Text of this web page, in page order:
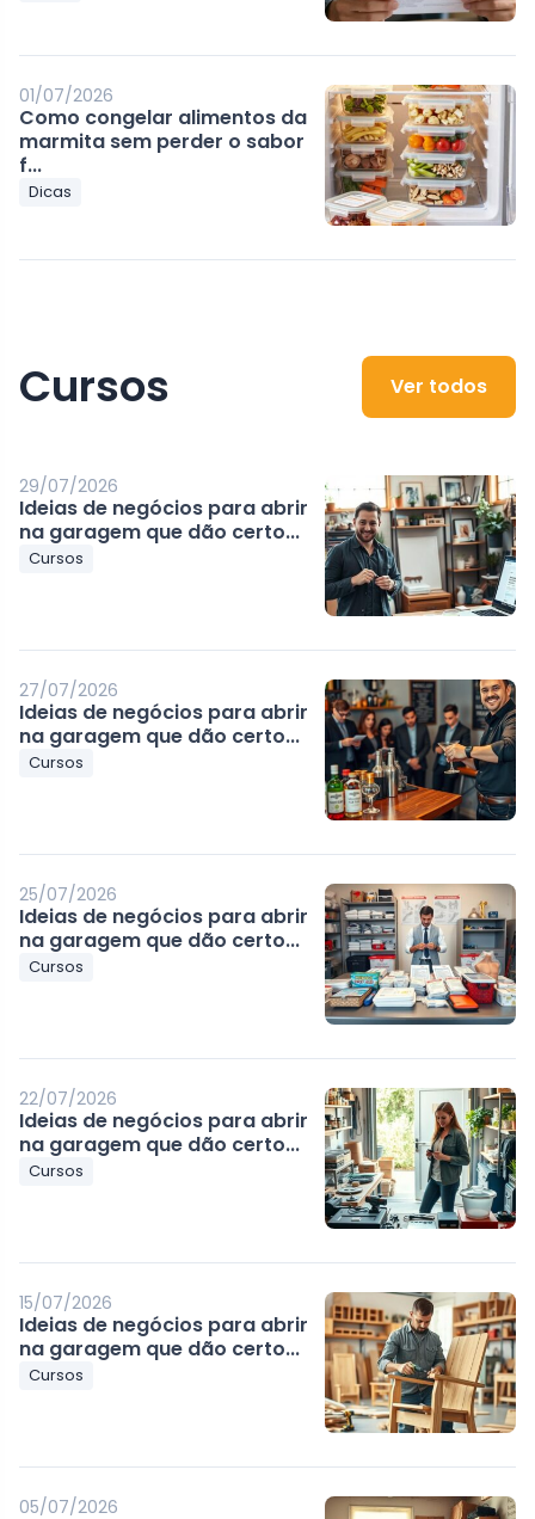
01/07/2026
Como congelar alimentos da
marmita sem perder o sabor
f...
Dicas
Cursos Ver todos
29/07/2026
Ideias de negócios para abrir
na garagem que dão certo...
Cursos
27/07/2026
Ideias de negócios para abrir
na garagem que dão certo...
Cursos
25/07/2026
Ideias de negócios para abrir
na garagem que dão certo...
Cursos
22/07/2026
Ideias de negócios para abrir
na garagem que dão certo...
Cursos
15/07/2026
Ideias de negócios para abrir
na garagem que dão certo...
Cursos
05/07/2026